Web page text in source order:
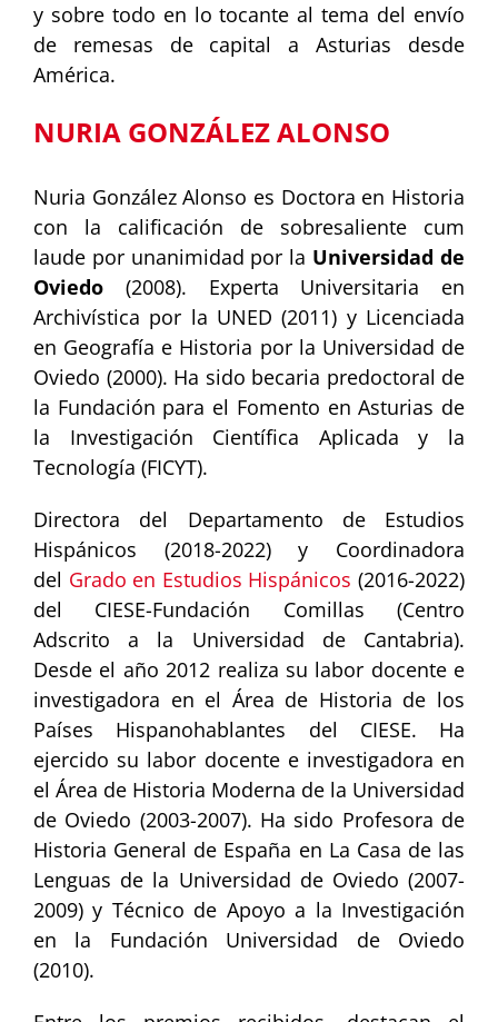
y sobre todo en lo tocante al tema del envío
de remesas de capital a Asturias desde
América.
NURIA GONZÁLEZ ALONSO
Nuria González Alonso es Doctora en Historia
con la calificación de sobresaliente cum
laude por unanimidad por la Universidad de
Oviedo (2008). Experta Universitaria en
Archivística por la UNED (2011) y Licenciada
en Geografía e Historia por la Universidad de
Oviedo (2000). Ha sido becaria predoctoral de
la Fundación para el Fomento en Asturias de
la Investigación Científica Aplicada y la
Tecnología (FICYT).
Directora del Departamento de Estudios
Hispánicos (2018-2022) y Coordinadora
del Grado en Estudios Hispánicos (2016-2022)
del CIESE-Fundación Comillas (Centro
Adscrito a la Universidad de Cantabria).
Desde el año 2012 realiza su labor docente e
investigadora en el Área de Historia de los
Países Hispanohablantes del CIESE. Ha
ejercido su labor docente e investigadora en
el Área de Historia Moderna de la Universidad
de Oviedo (2003-2007). Ha sido Profesora de
Historia General de España en La Casa de las
Lenguas de la Universidad de Oviedo (2007-
2009) y Técnico de Apoyo a la Investigación
en la Fundación Universidad de Oviedo
(2010).